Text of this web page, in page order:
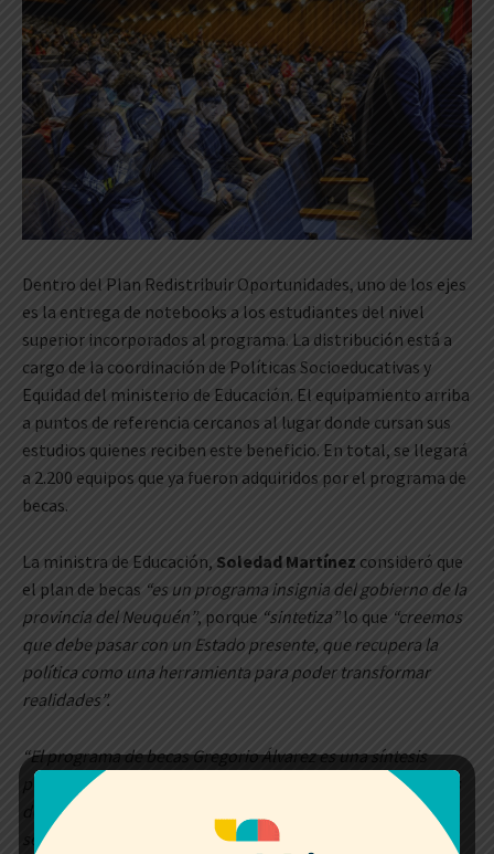
Dentro del Plan Redistribuir Oportunidades, uno de los ejes
es la entrega de notebooks a los estudiantes del nivel
superior incorporados al programa. La distribución está a
cargo de la coordinación de Políticas Socioeducativas y
Equidad del ministerio de Educación. El equipamiento arriba
a puntos de referencia cercanos al lugar donde cursan sus
estudios quienes reciben este beneficio. En total, se llegará
a 2.200 equipos que ya fueron adquiridos por el programa de
becas.
La ministra de Educación, Soledad Martínez consideró que
el plan de becas “es un programa insignia del gobierno de la
provincia del Neuquén”, porque “sintetiza”lo que “creemos
que debe pasar con un Estado presente, que recupera la
política como una herramienta para poder transformar
realidades”.
“El programa de becas Gregorio Álvarez es una síntesis
perfecta de lo que tendría que pasar en todos los proyectos
de gobierno”
“esfuerzos del
sector privado y del público”.